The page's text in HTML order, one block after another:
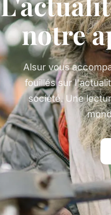
notre
Alsur vous
fouillés sur
société. Une